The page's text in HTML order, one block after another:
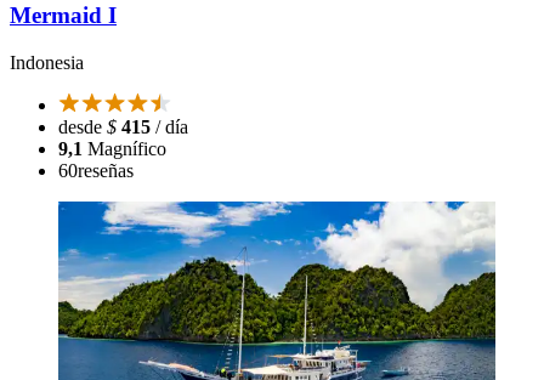
Mermaid I
Indonesia
desde $ 415 / día
9,1 Magnífico
60reseñas